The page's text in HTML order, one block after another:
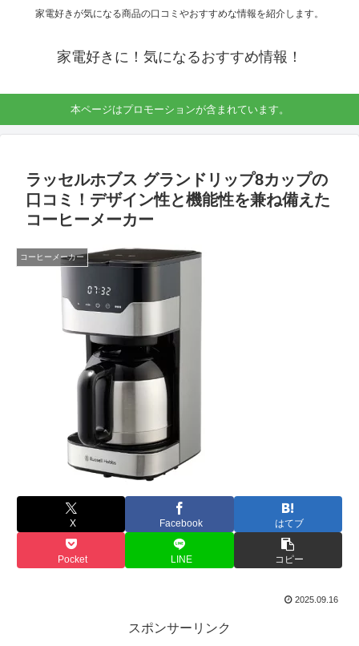
家電好きが気になる商品の口コミやおすすめな情報を紹介します。
家電好きに！気になるおすすめ情報！
本ページはプロモーションが含まれています。
ラッセルホブス グランドリップ8カップの
口コミ！デザイン性と機能性を兼ね備えた
コーヒーメーカー
コーヒーメーカー
X Facebook はてブ
Pocket LINE コピー
2025.09.16
スポンサーリンク